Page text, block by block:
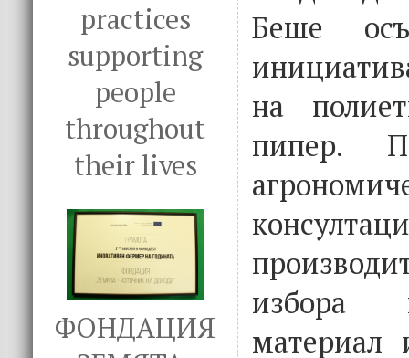
practices
supporting
people
throughout
their lives
ФОНДАЦИЯ
Беше
на
пипер.
избора
материал